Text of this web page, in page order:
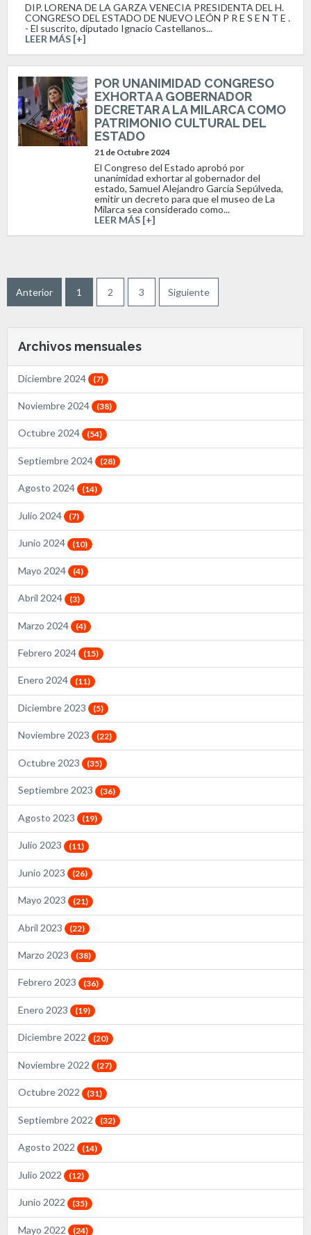
DIP. LORENA DE LA GARZA VENECIA PRESIDENTA DEL H.
CONGRESO DEL ESTADO DE NUEVO LEÓN P R E S E N T E .
- El suscrito, diputado Ignacio Castellanos...
LEER MÁS [+]
POR UNANIMIDAD CONGRESO
EXHORTA A GOBERNADOR
DECRETAR A LA MILARCA COMO
PATRIMONIO CULTURAL DEL
ESTADO
21 de Octubre 2024
El Congreso del Estado aprobó por
unanimidad exhortar al gobernador del
estado, Samuel Alejandro García Sepúlveda,
emitir un decreto para que el museo de La
Milarca sea considerado como...
LEER MÁS [+]
Anterior 1 2 3 Siguiente
Archivos mensuales
Diciembre 2024 (7)
Noviembre 2024 (38)
Octubre 2024 (54)
Septiembre 2024 (28)
Agosto 2024 (14)
Julio 2024 (7)
Junio 2024 (10)
Mayo 2024 (4)
Abril 2024 (3)
Marzo 2024 (4)
Febrero 2024 (15)
Enero 2024 (11)
Diciembre 2023 (5)
Noviembre 2023 (22)
Octubre 2023 (35)
Septiembre 2023 (36)
Agosto 2023 (19)
Julio 2023 (11)
Junio 2023 (26)
Mayo 2023 (21)
Abril 2023 (22)
Marzo 2023 (38)
Febrero 2023 (36)
Enero 2023 (19)
Diciembre 2022 (20)
Noviembre 2022 (27)
Octubre 2022 (31)
Septiembre 2022 (32)
Agosto 2022 (14)
Julio 2022 (12)
Junio 2022 (35)
Mayo 2022 (24)